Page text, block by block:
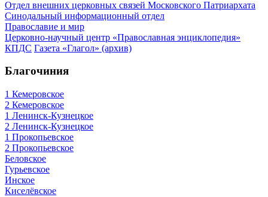
Отдел внешних церковных связей Московского Патриархата
Синодальный информационный отдел
Православие и мир
Церковно-научный центр «Православная энциклопедия»
КПДС Газета «Глагол» (архив)
Благочиния
1 Кемеровское
2 Кемеровское
1 Ленинск-Кузнецкое
2 Ленинск-Кузнецкое
1 Прокопьевское
2 Прокопьевское
Беловское
Гурьевское
Инское
Киселёвское